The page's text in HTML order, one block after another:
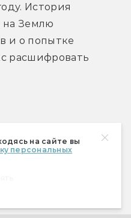
на сайте вы
персональных
История
на Землю
и о попытке
расшифровать